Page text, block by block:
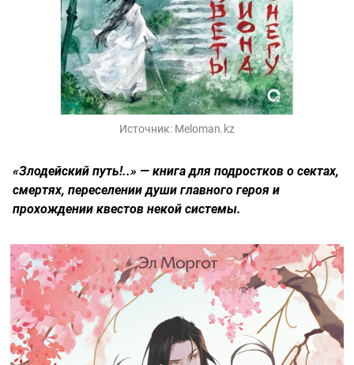
Источник: Meloman.kz
«Злодейский путь!..» — книга для подростков о сектах,
смертях, переселении души главного героя и
прохождении квестов некой системы.